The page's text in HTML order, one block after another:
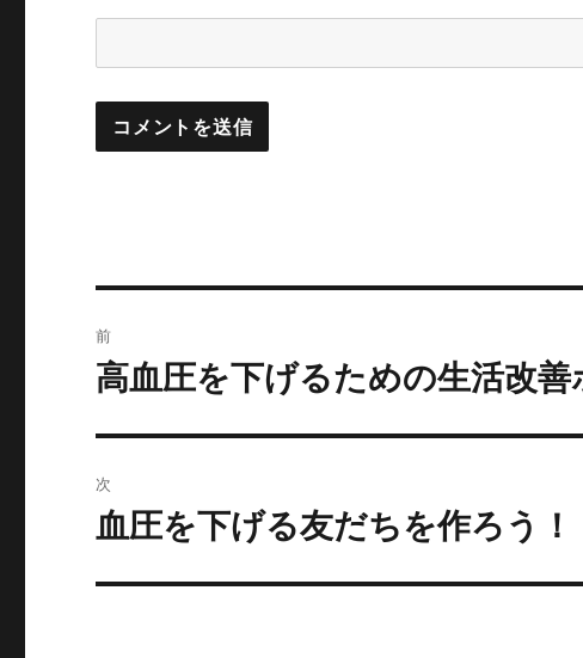
稿
ゲ
前
前
投
稿:
高血圧を下げるための生活改
次
次
投
血圧を下げる友だちを作ろう！